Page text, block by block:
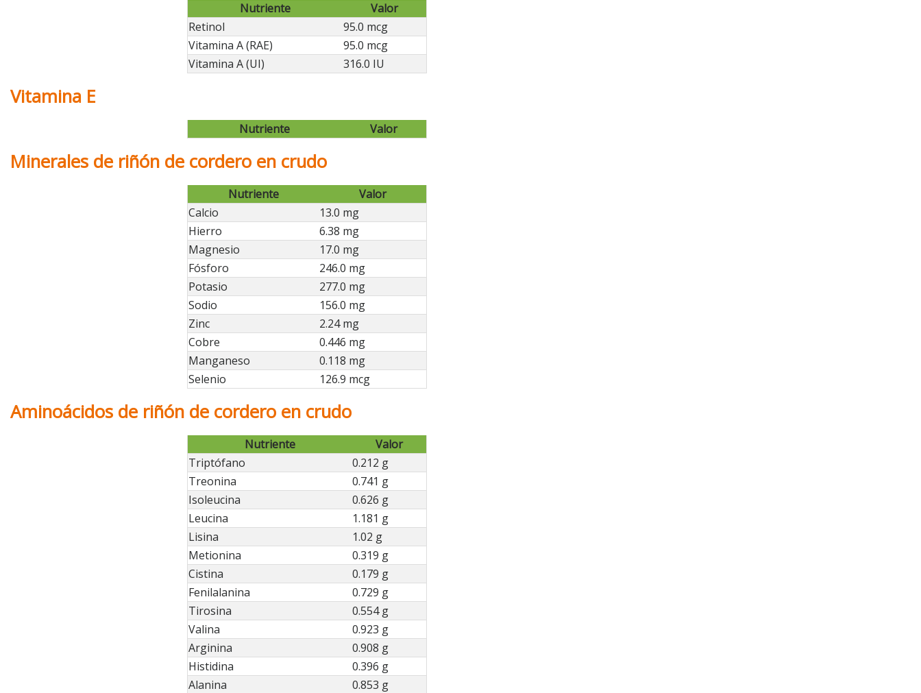
Nutriente
Valor
Retinol
95.0 mcg
Vitamina A (RAE)
95.0 mcg
Vitamina A (UI)
316.0 IU
Vitamina E
Nutriente Valor
Minerales de riñón de cordero en crudo
Nutriente
Valor
Calcio
13.0 mg
Hierro
6.38 mg
Magnesio
17.0 mg
Fósforo
246.0 mg
Potasio
277.0 mg
Sodio
156.0 mg
Zinc
2.24 mg
Cobre
0.446 mg
Manganeso
0.118 mg
Selenio
126.9 mcg
Aminoácidos de riñón de cordero en crudo
Nutriente
Valor
Triptófano
0.212 g
Treonina
0.741 g
Isoleucina
0.626 g
Leucina
1.181 g
Lisina
1.02 g
Metionina
0.319 g
Cistina
0.179 g
Fenilalanina
0.729 g
Tirosina
0.554 g
Valina
0.923 g
Arginina
0.908 g
Histidina
0.396 g
Alanina
0.853 g